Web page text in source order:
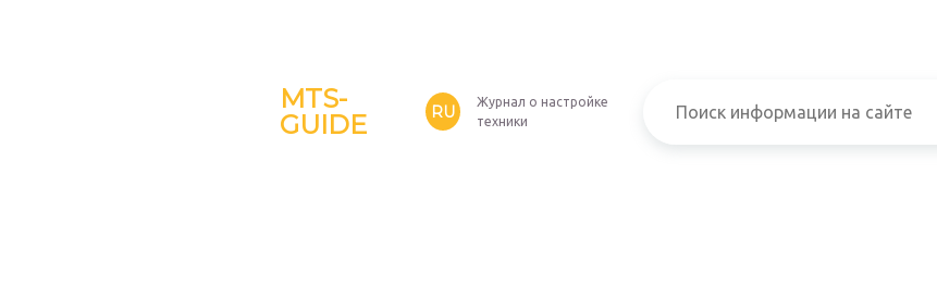
MTS-
GUIDE
RU
Журнал о настройке
техники